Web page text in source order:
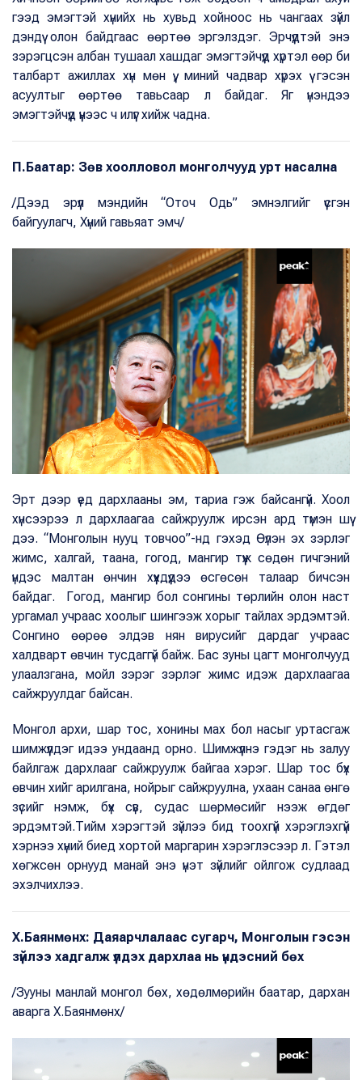
гээд эмэгтэй хүнийх нь хувьд хойноос нь чангаах зүйл
дэндүү олон байдгаас өөртөө эргэлздэг. Эрчүүдтэй энэ
зэрэгцсэн албан тушаал хашдаг эмэгтэйчүүд хүртэл өөр би
талбарт ажиллах хүн мөн үү, миний чадвар хүрэх үү гэсэн
асуултыг өөртөө тавьсаар л байдаг. Яг үнэндээ
эмэгтэйчүүд үүнээс ч илүүг хийж чадна.
П.Баатар: Зөв хоолловол монголчууд урт насална
/Дээд эрүүл мэндийн “Оточ Одь” эмнэлгийг үүсгэн
байгуулагч, Хүний гавьяат эмч/
Эрт дээр үед дархлааны эм, тариа гэж байсангүй. Хоол
хүнсээрээ л дархлаагаа сайжруулж ирсэн ард түмэн шүү
дээ. “Монголын нууц товчоо”-нд гэхэд Өүлэн эх зэрлэг
жимс, халгай, таана, гогод, мангир түүж сөдөн гичгэний
үндэс малтан өнчин хүүхдүүдээ өсгөсөн талаар бичсэн
байдаг. Гогод, мангир бол сонгины төрлийн олон наст
ургамал учраас хоолыг шингээж хорыг тайлах эрдэмтэй.
Сонгино өөрөө элдэв нян вирусийг дардаг учраас
халдварт өвчин тусдаггүй байж. Бас зуны цагт монголчууд
улаалзгана, мойл зэрэг зэрлэг жимс идэж дархлаагаа
сайжруулдаг байсан.
Монгол архи, шар тос, хонины мах бол насыг уртасгаж
шимжүүлдэг идээ ундаанд орно. Шимжүүлнэ гэдэг нь залуу
байлгаж дархлааг сайжруулж байгаа хэрэг. Шар тос бүх
өвчин хийг арилгана, нойрыг сайжруулна, ухаан санаа өнгө
зүсийг нэмж, бүх сүв, судас шөрмөсийг нээж өгдөг
эрдэмтэй.Тийм хэрэгтэй зүйлээ бид тоохгүй хэрэглэхгүй
хэрнээ хүний биед хортой маргарин хэрэглэсээр л. Гэтэл
хөгжсөн орнууд манай энэ үнэт зүйлийг ойлгож судлаад
эхэлчихлээ.
Х.Баянмөнх: Даяарчлалаас сугарч, Монголын гэсэн
зүйлээ хадгалж үлдэх дархлаа нь үндэсний бөх
/Зууны манлай монгол бөх, хөдөлмөрийн баатар, дархан
аварга Х.Баянмөнх/